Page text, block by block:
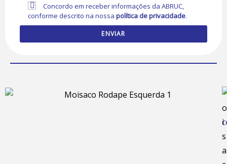
Concordo em receber informações da ABRUC,
conforme descrito na nossapolítica de privacidade.